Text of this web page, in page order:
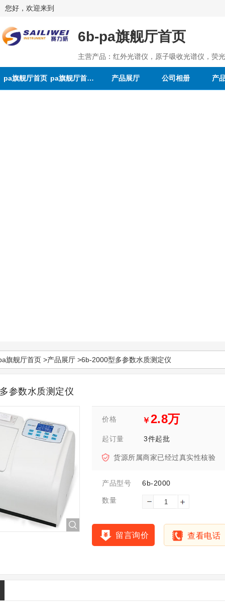
您好，欢迎来到
6b-pa旗舰厅首页
主营产品：红外光谱仪，原子吸收光谱仪，荧
pa旗舰厅首页 pa旗舰厅首页的介绍 产品展厅 公司相册 产
旗舰厅首页 >产品展厅 >6b-2000型多参数水质测定仪
参数水质测定仪
价格 ￥2.8万
起订量 3件起批
货源所属商家已经过真实性核验
产品型号 6b-2000
数量
留言询价 查看电话